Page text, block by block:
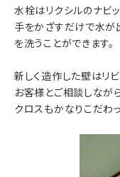
水栓はリクシルのナビ
手をかざすだけで水が
を洗うことができます。
新しく造作した壁はリ
お客様とご相談しなが
クロスもかなりこだわ